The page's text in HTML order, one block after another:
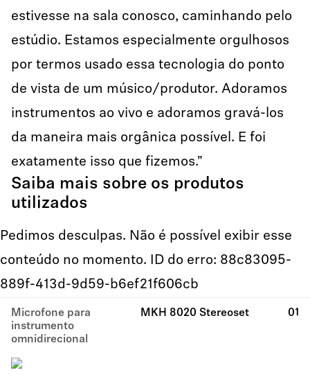
estivesse na sala conosco, caminhando pelo
estúdio. Estamos especialmente orgulhosos
por termos usado essa tecnologia do ponto
de vista de um músico/produtor. Adoramos
instrumentos ao vivo e adoramos gravá-los
da maneira mais orgânica possível. E foi
exatamente isso que fizemos."
Saiba mais sobre os produtos
utilizados
Pedimos desculpas. Não é possível exibir esse
conteúdo no momento. ID do erro: 88c83095-
889f-413d-9d59-b6ef21f606cb
Microfone para
instrumento
omnidirecional
MKH 8020 Stereoset 01